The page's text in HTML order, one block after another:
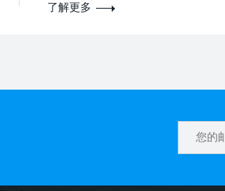
了解更多